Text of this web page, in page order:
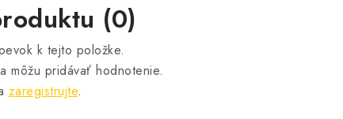
(0)
k tejto položke.
môžu pridávať hodnotenie.
zaregistrujte.